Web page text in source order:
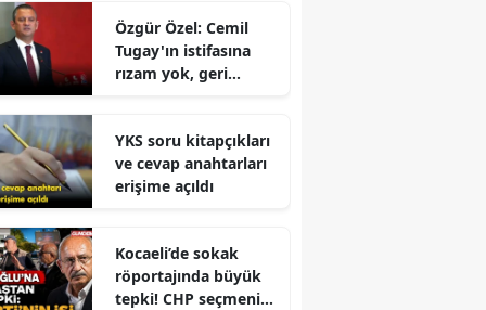
Özgür Özel: Cemil
Tugay'ın istifasına
rızam yok, geri
YKS soru kitapçıkları
ve cevap anahtarları
erişime açıldı
Kocaeli’de sokak
röportajında büyük
tepki! CHP seçmeni